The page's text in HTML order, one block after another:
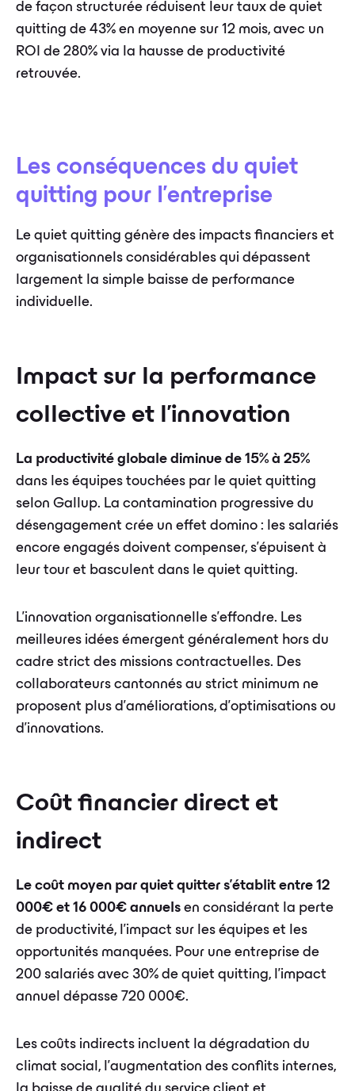
de façon structurée réduisent leur taux de quiet
quitting de 43% en moyenne sur 12 mois, avec un
ROI de 280% via la hausse de productivité
retrouvée.
Les conséquences du quiet
quitting pour l'entreprise
Le quiet quitting génère des impacts financiers et
organisationnels considérables qui dépassent
largement la simple baisse de performance
individuelle.
Impact sur la performance
collective et l'innovation
La productivité globale diminue de 15% à 25%
dans les équipes touchées par le quiet quitting
selon Gallup. La contamination progressive du
désengagement crée un effet domino : les salariés
encore engagés doivent compenser, s'épuisent à
leur tour et basculent dans le quiet quitting.
L'innovation organisationnelle s'effondre. Les
meilleures idées émergent généralement hors du
cadre strict des missions contractuelles. Des
collaborateurs cantonnés au strict minimum ne
proposent plus d'améliorations, d'optimisations ou
d'innovations.
Coût financier direct et
indirect
Le coût moyen par quiet quitter s'établit entre 12
000€ et 16 000€ annuels en considérant la perte
de productivité, l'impact sur les équipes et les
opportunités manquées. Pour une entreprise de
200 salariés avec 30% de quiet quitting, l'impact
annuel dépasse 720 000€.
Les coûts indirects incluent la dégradation du
climat social, l'augmentation des conflits internes,